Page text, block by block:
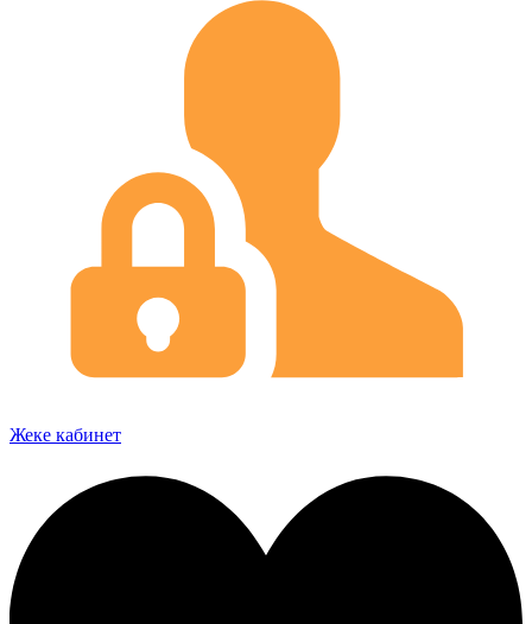
Жеке кабинет